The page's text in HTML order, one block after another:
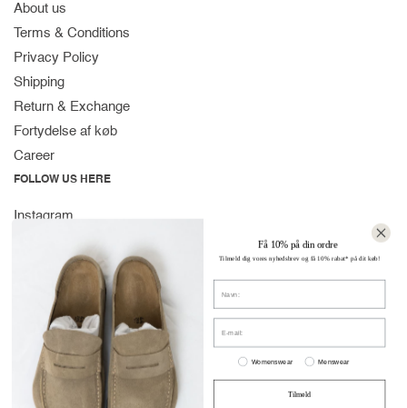
About us
Terms & Conditions
Privacy Policy
Shipping
Return & Exchange
Fortydelse af køb
Career
FOLLOW US HERE
Instagram
CONTACT
Strandvejen 169A
2900 Hellerup
Denmark
(+45) 39 30 39 89
Få 10% på din ordre
Tilmeld dig vores nyhedsbrev og få 10% rabat* på dit køb!
Women or men
Womenswear Menswear
Tilmeld